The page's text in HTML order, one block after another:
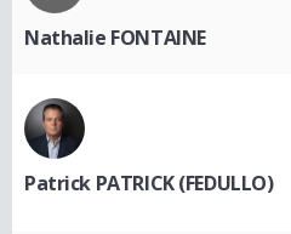
Nathalie FONTAINE
Patrick PATRICK (FEDULLO)